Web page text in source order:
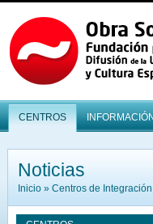
CENTROS
Noticias
Inicio » Centros de